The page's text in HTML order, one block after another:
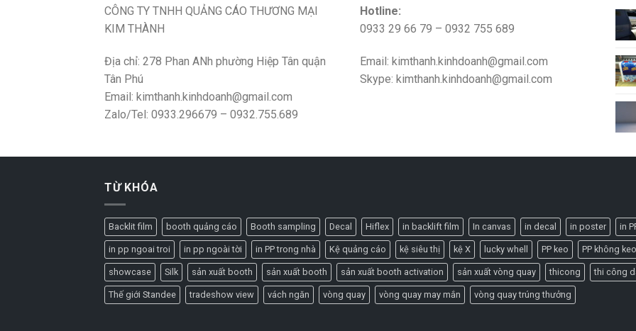
CÔNG TY TNHH QUẢNG CÁO THƯƠNG MẠI
KIM THÀNH
Địa chỉ: 278 Phan ANh phường Hiệp Tân quận
Tân Phú
Email: kimthanh.kinhdoanh@gmail.com
Zalo/Tel: 0933.296679 – 0932.755.689
Hotline:
0933 29 66 79 – 0932 755 689
Email: kimthanh.kinhdoanh@gmail.com
Skype: kimthanh.kinhdoanh@gmail.com
TỪ KHÓA
Backlit film booth quảng cáo Booth sampling Decal Hiflex in backlift film In canvas in decal in poster in
in pp ngoai troi in pp ngoài tời in PP trong nhà Kệ quảng cáo kệ siêu thị kệ X lucky whell PP keo PP không keo
showcase Silk sản xuất booth sản xuất booth sản xuất booth activation sản xuất vòng quay thicong thi công
Thế giới Standee tradeshow view vách ngăn vòng quay vòng quay may mắn vòng quay trúng thưởng